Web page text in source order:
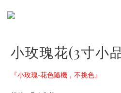
小玫瑰花(3寸小
『小玫瑰-花色隨機，不挑色』